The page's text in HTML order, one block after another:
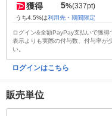
獲得 5%(337pt)
うち4.5%は利用先・期間限定
ログイン&全額PayPay支払いで獲得
表示よりも実際の付与数、付与率が
い。
ログインはこちら
販売単位